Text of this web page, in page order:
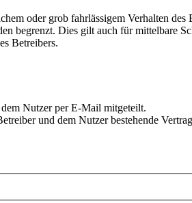
oder grob fahrlässigem Verhalten des
begrenzt. Dies gilt auch für mittelbare
Betreibers.
Nutzer per E-Mail mitgeteilt.
und dem Nutzer bestehende